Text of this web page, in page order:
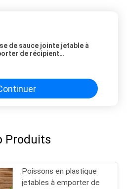
de sauce jointe jetable à
de récipient
Produits
Poissons en plastique
jetables à emporter de